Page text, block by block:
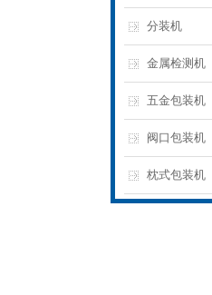
分装机
金属检测机
五金包装机
阀口包装机
枕式包装机